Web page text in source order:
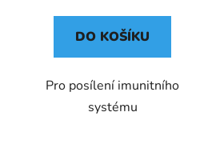
DO KOŠÍKU
Pro posílení imunitního
systému